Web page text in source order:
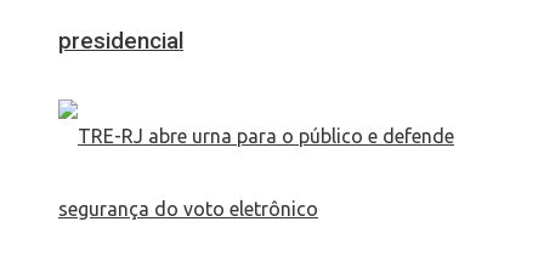
presidencial